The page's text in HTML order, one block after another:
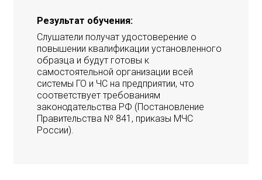
Результат обучения:
Слушатели получат удостоверение о
повышении квалификации установленного
образца и будут готовы к
самостоятельной организации всей
системы ГО и ЧС на предприятии, что
соответствует требованиям
законодательства РФ (Постановление
Правительства № 841, приказы МЧС
России).